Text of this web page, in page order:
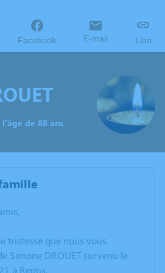
Facebook E-mail Lien
de 88 ans
tristesse que nous vous
Simone DROUET survenu le
à Reims.